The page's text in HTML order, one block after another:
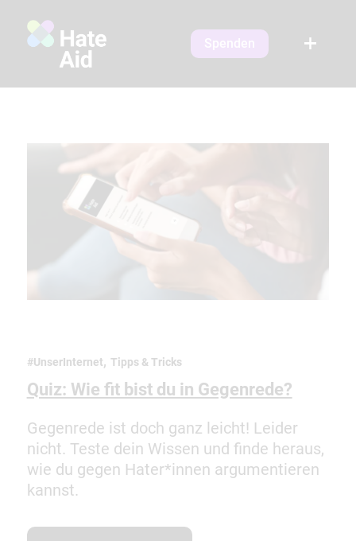
Spenden
#UnserInternet, Tipps & Tricks
Quiz: Wie fit bist du in Gegenrede?
Gegenrede ist doch ganz leicht! Leider
nicht. Teste dein Wissen und finde heraus,
wie du gegen Hater*innen argumentieren
kannst.